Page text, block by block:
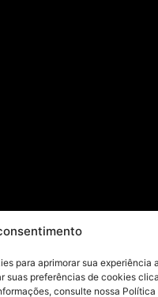
para aprimorar sua experiência
suas preferências de cookies
consulte nossa Política